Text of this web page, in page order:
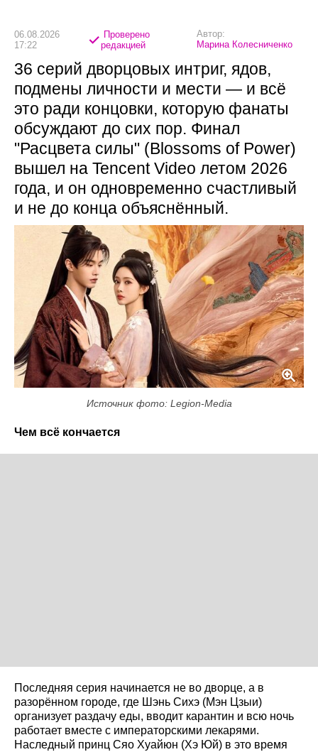
06.08.2026
17:22
Проверено
редакцией
Автор:
Марина Колесниченко
36 серий дворцовых интриг, ядов,
подмены личности и мести — и всё
это ради концовки, которую фанаты
обсуждают до сих пор. Финал
"Расцвета силы" (Blossoms of Power)
вышел на Tencent Video летом 2026
года, и он одновременно счастливый
и не до конца объяснённый.
Источник фото: Legion-Media
Чем всё кончается
Последняя серия начинается не во дворце, а в
разорённом городе, где Шэнь Сихэ (Мэн Цзыи)
организует раздачу еды, вводит карантин и всю ночь
работает вместе с императорскими лекарями.
Наследный принц Сяо Хуайюн (Хэ Юй) в это время